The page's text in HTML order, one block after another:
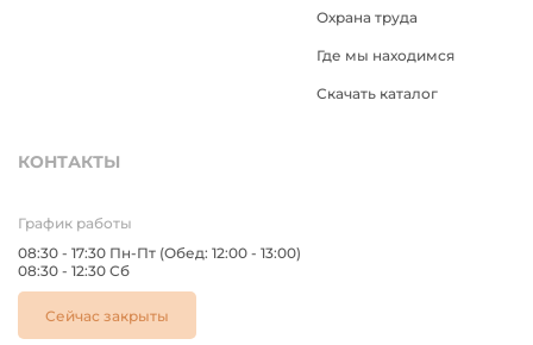
Охрана труда
Где мы находимся
Скачать каталог
КОНТАКТЫ
График работы
08:30 - 17:30 Пн-Пт (Обед: 12:00 - 13:00)
08:30 - 12:30 Сб
Сейчас закрыты